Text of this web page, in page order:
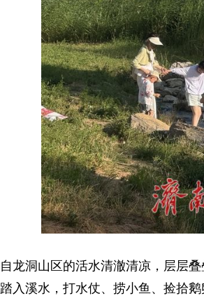
洞山区的活水清澈清凉，层层叠
入溪水，打水仗、捞小鱼、捡拾